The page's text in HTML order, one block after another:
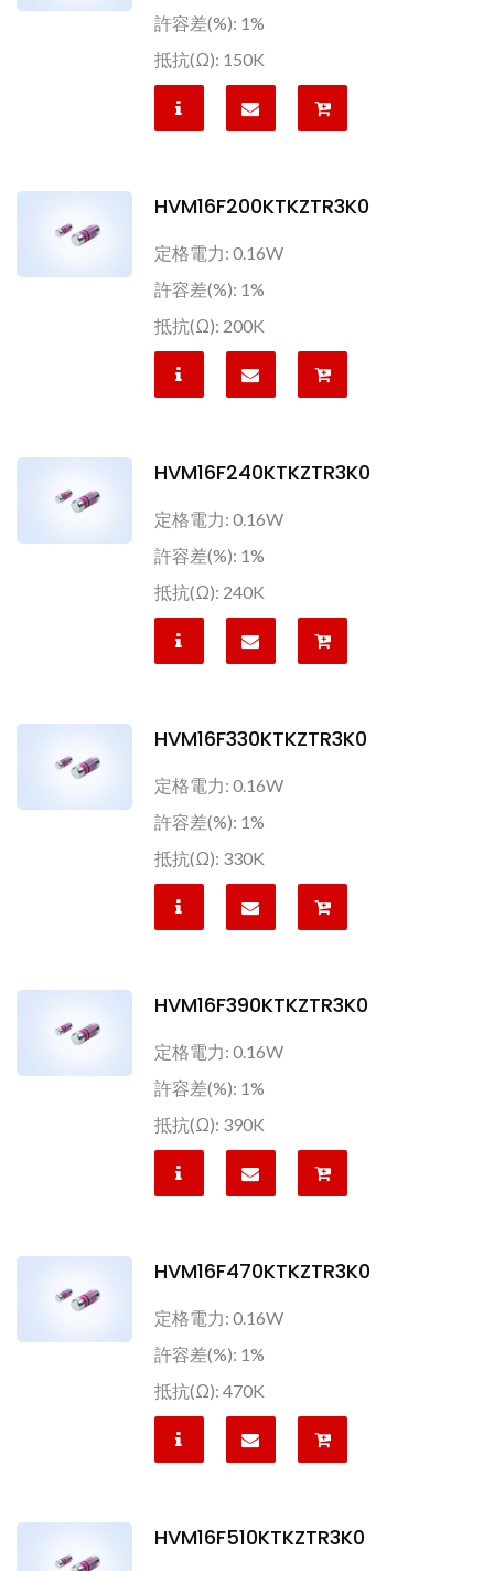
許容差(%): 1%
抵抗(Ω): 150K
HVM16F200KTKZTR3K0
定格電力: 0.16W
許容差(%): 1%
抵抗(Ω): 200K
HVM16F240KTKZTR3K0
定格電力: 0.16W
許容差(%): 1%
抵抗(Ω): 240K
HVM16F330KTKZTR3K0
定格電力: 0.16W
許容差(%): 1%
抵抗(Ω): 330K
HVM16F390KTKZTR3K0
定格電力: 0.16W
許容差(%): 1%
抵抗(Ω): 390K
HVM16F470KTKZTR3K0
定格電力: 0.16W
許容差(%): 1%
抵抗(Ω): 470K
HVM16F510KTKZTR3K0